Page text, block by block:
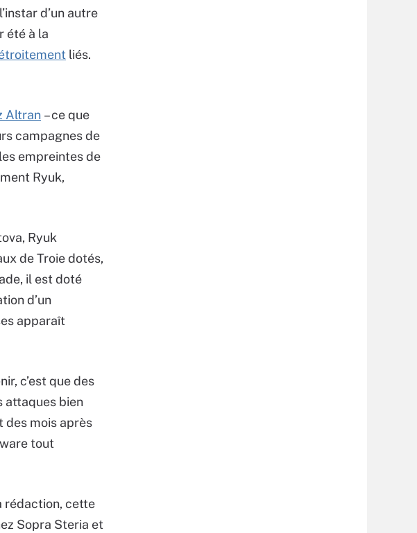
d’un autre
été à la
liés.
Altran – ce que
campagnes de
empreintes de
Ryuk,
Ryuk
de Troie dotés,
il est doté
d’un
apparaît
c’est que des
attaques bien
des mois après
tout
rédaction, cette
Sopra Steria et